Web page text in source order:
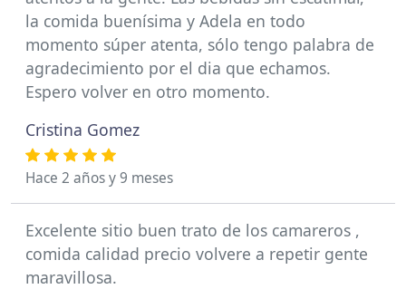
la comida buenísima y Adela en todo
momento súper atenta, sólo tengo palabra de
agradecimiento por el dia que echamos.
Espero volver en otro momento.
Cristina Gomez
Hace 2 años y 9 meses
Excelente sitio buen trato de los camareros ,
comida calidad precio volvere a repetir gente
maravillosa.